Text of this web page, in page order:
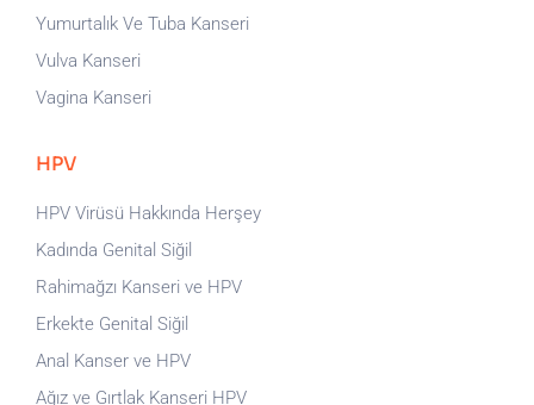
Yumurtalık Ve Tuba Kanseri
Vulva Kanseri
Vagina Kanseri
HPV
HPV Virüsü Hakkında Herşey
Kadında Genital Siğil
Rahimağzı Kanseri ve HPV
Erkekte Genital Siğil
Anal Kanser ve HPV
Ağız ve Gırtlak Kanseri HPV